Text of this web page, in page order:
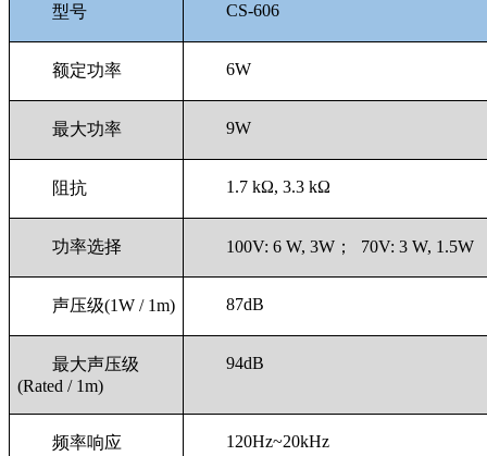
型号 CS-606
额定功率 6W
最大功率 9W
阻抗 1.7 kΩ, 3.3 kΩ
功率选择 100V: 6 W, 3W； 70V: 3 W, 1.5W
声压级(1W / 1m) 87dB
最大声压级
(Rated / 1m)
94dB
频率响应
120Hz~20kHz